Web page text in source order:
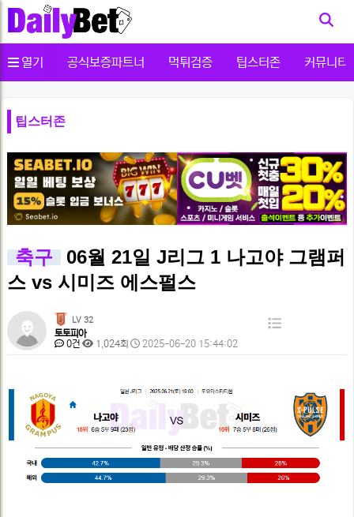
열기 공식보증파트너 먹튀검증 팁스터존 커뮤니티
팁스터존
축구
06월 21일 J리그 1 나고야 그램퍼
스 vs 시미즈 에스펄스
페
이
지
LV 32
토토피아
댓
글
0건 조
회
1,024회 작
성
2025-06-20 15:44:02
목
록